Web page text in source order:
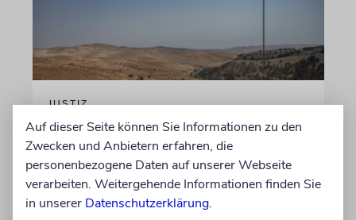
JUSTIZ
Israelischer Siedler wegen
Tötung eines Palästinensers
angeklagt
Der getötete Aktivist setzte sich gegen
Auf dieser Seite können Sie Informationen zu den
Zwecken und Anbietern erfahren, die
personenbezogene Daten auf unserer Webseite
verarbeiten. Weitergehende Informationen finden Sie
in unserer Datenschutzerklärung.